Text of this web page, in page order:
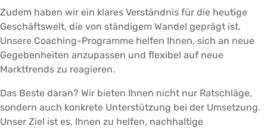
Zudem haben wir ein klares Verständnis für die heutige
Geschäftswelt, die von ständigem Wandel geprägt ist.
Unsere Coaching-Programme helfen Ihnen, sich an neue
Gegebenheiten anzupassen und flexibel auf neue
Markttrends zu reagieren.
Das Beste daran? Wir bieten Ihnen nicht nur Ratschläge,
sondern auch konkrete Unterstützung bei der Umsetzung.
Unser Ziel ist es, Ihnen zu helfen, nachhaltige